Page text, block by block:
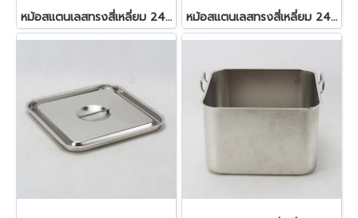
หม้อสแตนเลสทรงสี่เหลี่ยม 24.0x24.0x7.5 ซม. 4 ลิตร หม้อสแตนเลสทรงสี่เหลี่ยม 24.0x24.0x23.5 ซม. 13 ลิตร